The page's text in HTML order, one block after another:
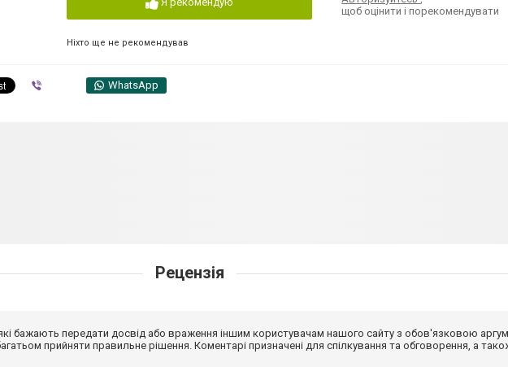
Ніхто ще не рекомендував
щоб оцінити і порекомендувати
WhatsApp
Рецензія
бажають передати досвід або враження іншим користувачам нашого сайту з обов'язковою
прийняти правильне рішення. Коментарі призначені для спілкування та обговорення, а